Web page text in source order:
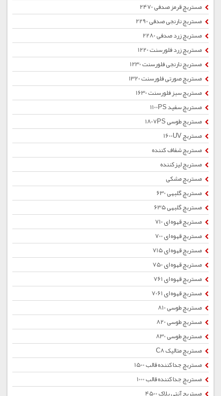
مستربچ قرمز صدفی 2470
مستربچ نارنجی صدفی 2290
مستربچ زرد صدفی 2280
مستربچ زرد فلورسنت 1220
مستربچ نارنجی فلورسنت 1230
مستربچ صورتی فلورسنت 1320
مستربچ سبز فلورسنت 1630
مستربچ سفید 1100PS
مستربچ طوسی 1807PS
مستربچ 1600UV
مستربچ شفاف کننده
مستربچ لیزکننده
مستربچ مشکی
مستربچ گلبهی 630
مستربچ گلبهی 635
مستربچ قهوه ای 710
مستربچ قهوه ای 700
مستربچ قهوه ای 715
مستربچ قهوه ای 750
مستربچ قهوه ای 761
مستربچ قهوه ای 7061
مستربچ طوسی 810
مستربچ طوسی 820
مستربچ طوسی 830
مستربچ متالیک C8
مستربچ جداکننده قالب 1500
مستربچ جداکننده قالب 1000